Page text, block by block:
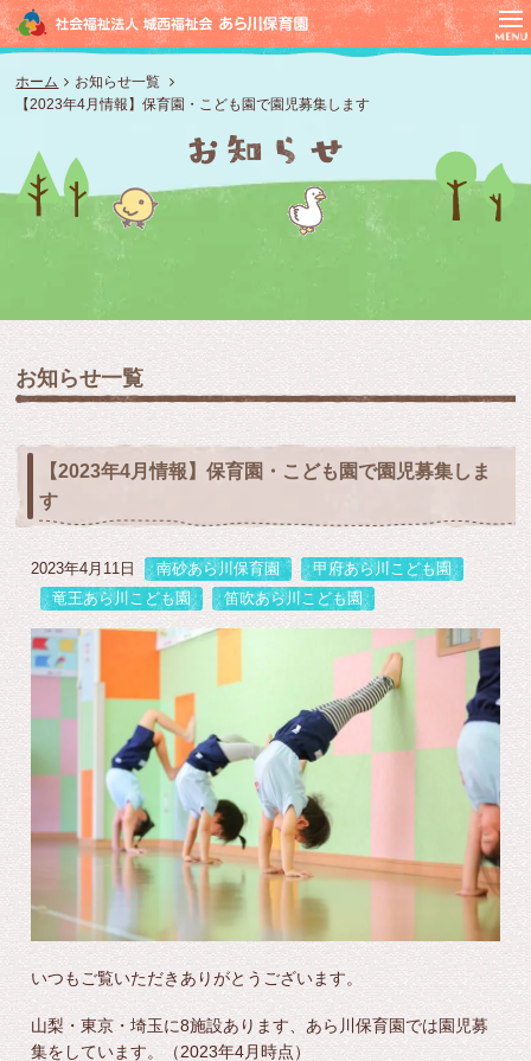
ホーム
お知らせ一覧
【2023年4月情報】保育園・こども園で園児募集します
お知らせ一覧
【2023年4月情報】保育園・こども園で園児募集しま
す
2023年4月11日 南砂あら川保育園
甲府あら川こども園
竜王あら川こども園
笛吹あら川こども園
いつもご覧いただきありがとうございます。
山梨・東京・埼玉に8施設あります、あら川保育園では園児募
集をしています。（2023年4月時点）